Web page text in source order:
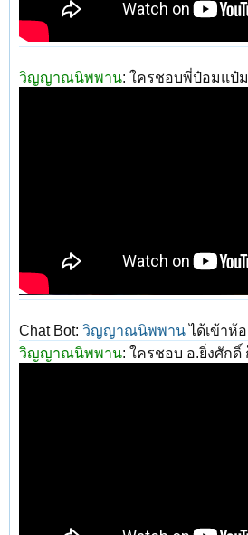
วิญญาณนิพพาน: ใครชอบพี่ป๋อมแป๋
Chat Bot: วิญญาณนิพพานได้เข้าห้อ
วิญญาณนิพพาน: ใครชอบ อ.ยิ่งศักดิ์